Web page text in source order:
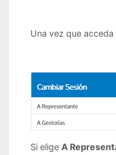
Una vez que
Si elige A